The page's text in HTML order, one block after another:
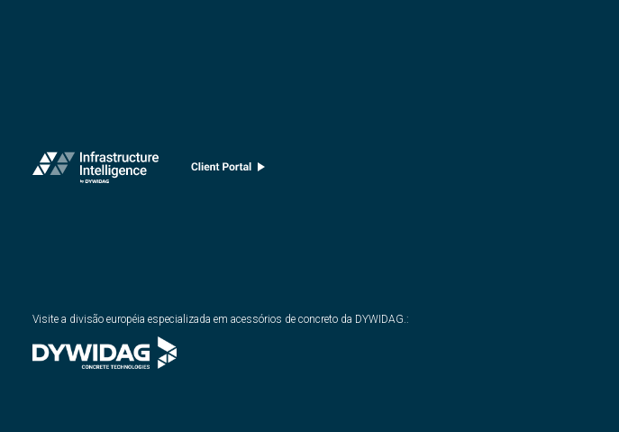
Visite a divisão européia especializada em acessórios de concreto da DYWIDAG. :